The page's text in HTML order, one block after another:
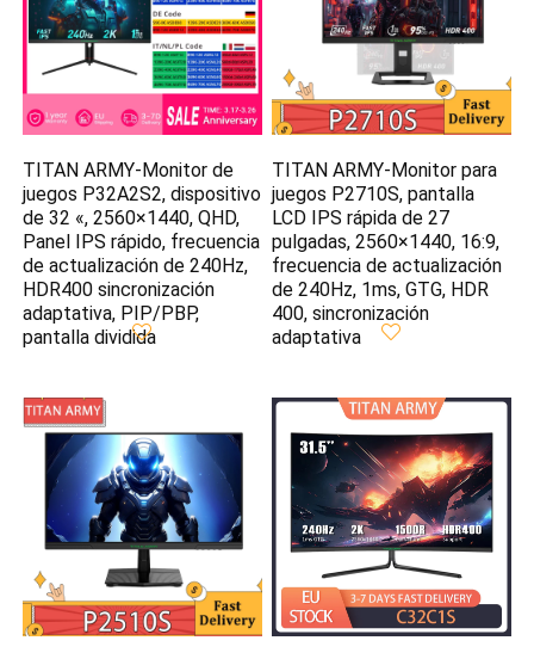
TITAN ARMY-Monitor de
juegos P32A2S2, dispositivo
de 32 «, 2560×1440, QHD,
Panel IPS rápido, frecuencia
de actualización de 240Hz,
HDR400 sincronización
adaptativa, PIP/PBP,
pantalla dividida
TITAN ARMY-Monitor para
juegos P2710S, pantalla
LCD IPS rápida de 27
pulgadas, 2560×1440, 16:9,
frecuencia de actualización
de 240Hz, 1ms, GTG, HDR
400, sincronización
adaptativa